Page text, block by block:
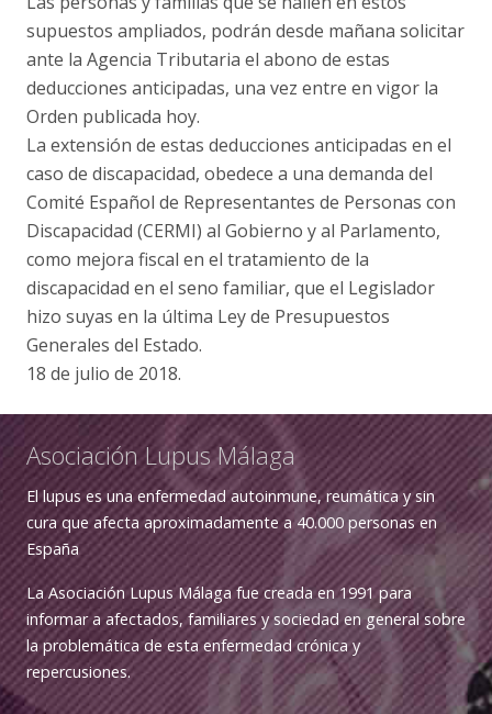
supuestos ampliados, podrán desde mañana solicitar
ante la Agencia Tributaria el abono de estas
deducciones anticipadas, una vez entre en vigor la
Orden publicada hoy.
La extensión de estas deducciones anticipadas en el
caso de discapacidad, obedece a una demanda del
Comité Español de Representantes de Personas con
Discapacidad (CERMI) al Gobierno y al Parlamento,
como mejora fiscal en el tratamiento de la
discapacidad en el seno familiar, que el Legislador
hizo suyas en la última Ley de Presupuestos
Generales del Estado.
18 de julio de 2018.
Asociación Lupus Málaga
El lupus es una enfermedad autoinmune, reumática y sin
cura que afecta aproximadamente a 40.000 personas en
España
La Asociación Lupus Málaga fue creada en 1991 para
informar a afectados, familiares y sociedad en general sobre
la problemática de esta enfermedad crónica y
repercusiones.